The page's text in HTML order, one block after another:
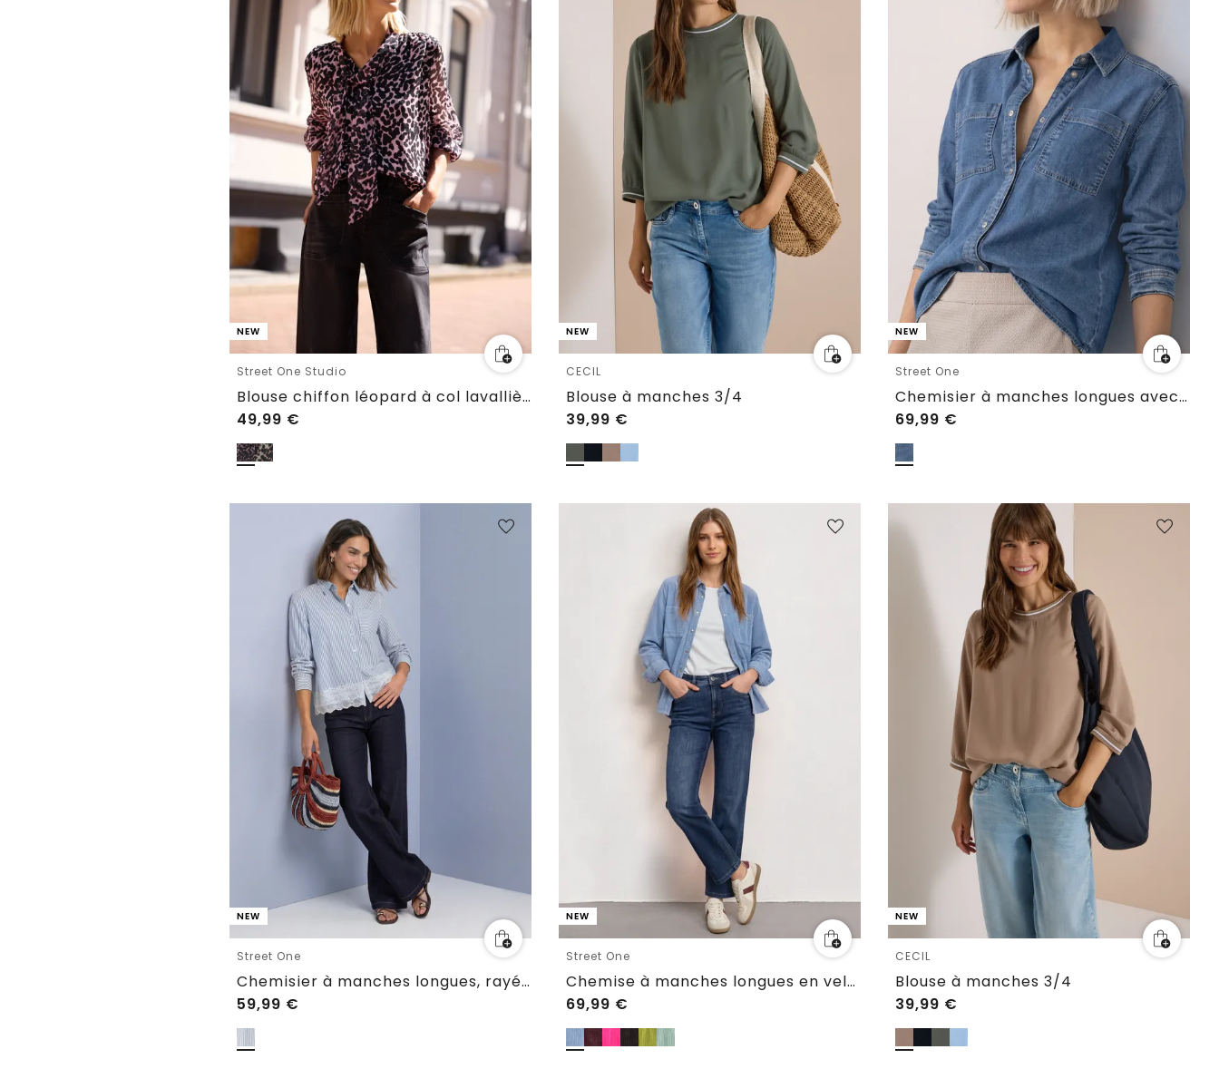
NEW
Street One Studio
Blouse chiffon léopard à col lavallière et manches longues
49,99 €
NEW
CECIL
Blouse à manches 3/4
39,99 €
NEW
Street One
Chemisier à manches longues avec poches poitrine
69,99 €
NEW
Street One
Chemisier à manches longues, rayé et orné d'une bordure en dentelle
59,99 €
NEW
Street One
Chemise à manches longues en velours côtelé boutonnée
69,99 €
NEW
CECIL
Blouse à manches 3/4
39,99 €